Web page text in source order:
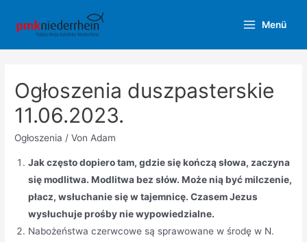
Inhalt
Menü
Ogłoszenia duszpasterskie
11.06.2023.
Ogłoszenia / VonAdam
Jak często dopiero tam, gdzie się kończą słowa, zaczyna
się modlitwa. Modlitwa bez słów. Może nią być milczenie,
płacz, wsłuchanie się w tajemnicę. Czasem Jezus
wysłuchuje prośby nie wypowiedzialne.
Nabożeństwa czerwcowe są sprawowane w środę w N.